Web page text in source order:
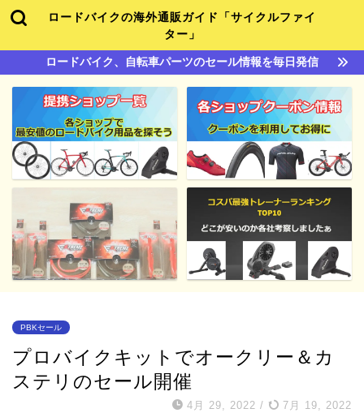
ロードバイクの海外通販ガイド「サイクルファイ
ター」
ロードバイク、自転車パーツのセール情報を毎日発信
PBKセール
プロバイクキットでオークリー＆カ
ステリのセール開催
4月 29, 2022 / 7月 19, 2022